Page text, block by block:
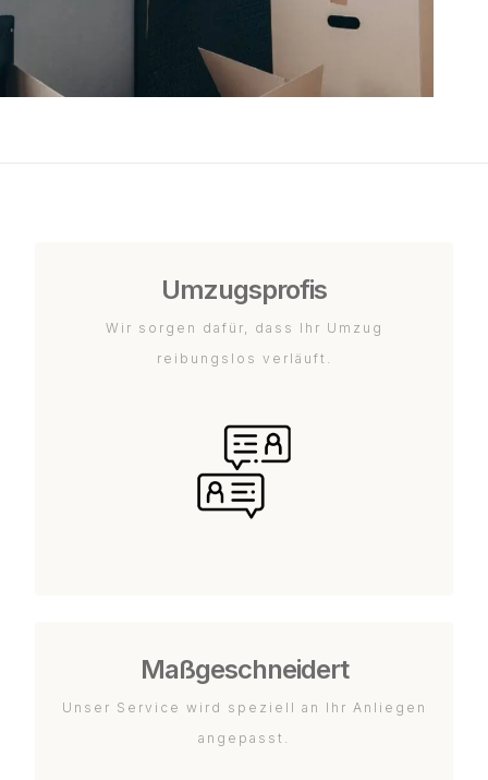
Umzugsprofis
Wir sorgen dafür, dass Ihr Umzug
reibungslos verläuft.
Maßgeschneidert
Unser Service wird speziell an Ihr Anliegen
angepasst.